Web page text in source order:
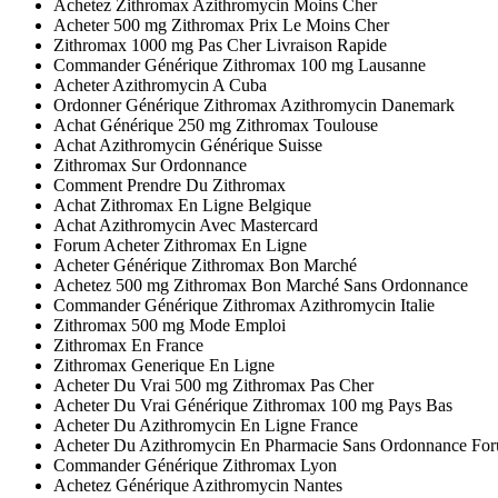
Achetez Zithromax Azithromycin Moins Cher
Acheter 500 mg Zithromax Prix Le Moins Cher
Zithromax 1000 mg Pas Cher Livraison Rapide
Commander Générique Zithromax 100 mg Lausanne
Acheter Azithromycin A Cuba
Ordonner Générique Zithromax Azithromycin Danemark
Achat Générique 250 mg Zithromax Toulouse
Achat Azithromycin Générique Suisse
Zithromax Sur Ordonnance
Comment Prendre Du Zithromax
Achat Zithromax En Ligne Belgique
Achat Azithromycin Avec Mastercard
Forum Acheter Zithromax En Ligne
Acheter Générique Zithromax Bon Marché
Achetez 500 mg Zithromax Bon Marché Sans Ordonnance
Commander Générique Zithromax Azithromycin Italie
Zithromax 500 mg Mode Emploi
Zithromax En France
Zithromax Generique En Ligne
Acheter Du Vrai 500 mg Zithromax Pas Cher
Acheter Du Vrai Générique Zithromax 100 mg Pays Bas
Acheter Du Azithromycin En Ligne France
Acheter Du Azithromycin En Pharmacie Sans Ordonnance
Commander Générique Zithromax Lyon
Achetez Générique Azithromycin Nantes